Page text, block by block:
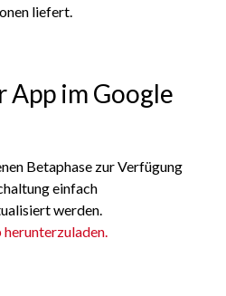
liefert.
App im Google
Betaphase zur Verfügung
einfach
werden.